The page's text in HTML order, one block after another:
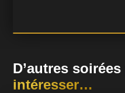
D’autres soirées
intéresser…